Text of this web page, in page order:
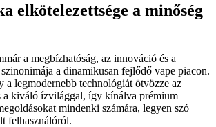
elkötelezettsége a minőség
a megbízhatóság, az innováció és a
a dinamikusan fejlődő vape piacon.
a legmodernebb technológiát ötvözze az
a kiváló ízvilággal, így kínálva prémium
mindenki számára, legyen szó
felhasználóról.